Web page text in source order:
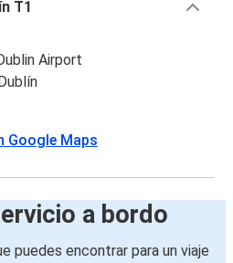
T1
Airport
Google Maps
a bordo
puedes encontrar para un viaje